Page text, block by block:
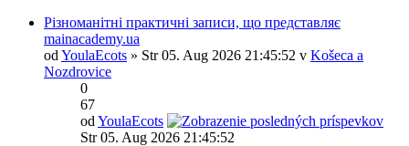
Різноманітні практичні записи, що представляє
mainacademy.ua
od YoulaEcots » Str 05. Aug 2026 21:45:52 v Košeca a
Nozdrovice
0
67
od YoulaEcots
Str 05. Aug 2026 21:45:52